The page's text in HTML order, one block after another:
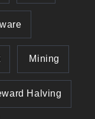
Mining
Halving